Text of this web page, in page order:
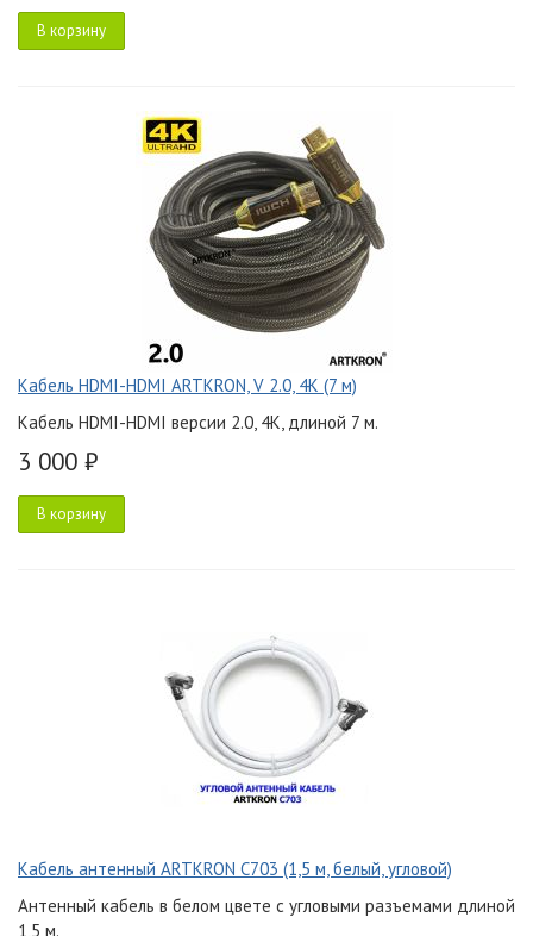
В корзину
Кабель HDMI-HDMI ARTKRON, V 2.0, 4K (7 м)
Кабель HDMI-HDMI версии 2.0, 4K, длиной 7 м.
3 000 ₽
В корзину
Кабель антенный ARTKRON C703 (1,5 м, белый, угловой)
Антенный кабель в белом цвете с угловыми разъемами длиной
1,5 м.